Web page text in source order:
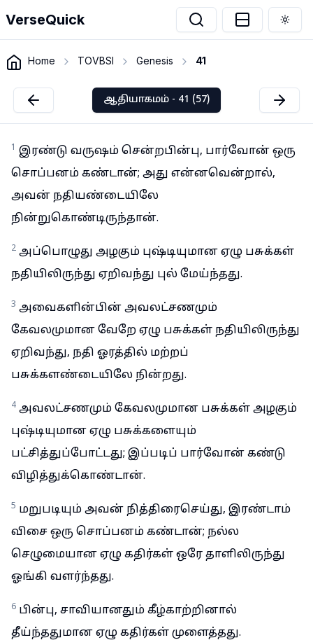
VerseQuick
Home TOVBSI Genesis 41
ஆதியாகமம் - 41 (57)
1 இரண்டு வருஷம் சென்றபின்பு, பார்வோன் ஒரு
சொப்பனம் கண்டான்; அது என்னவென்றால்,
அவன் நதியண்டையிலே
நின்றுகொண்டிருந்தான்.
2 அப்பொழுது அழகும் புஷ்டியுமான ஏழு பசுக்கள்
நதியிலிருந்து ஏறிவந்து புல் மேய்ந்தது.
3 அவைகளின்பின் அவலட்சணமும்
கேவலமுமான வேறே ஏழு பசுக்கள் நதியிலிருந்து
ஏறிவந்து, நதி ஓரத்தில் மற்றப்
பசுக்களண்டையிலே நின்றது.
4 அவலட்சணமும் கேவலமுமான பசுக்கள் அழகும்
புஷ்டியுமான ஏழு பசுக்களையும்
பட்சித்துப்போட்டது; இப்படிப் பார்வோன் கண்டு
விழித்துக்கொண்டான்.
5 மறுபடியும் அவன் நித்திரைசெய்து, இரண்டாம்
விசை ஒரு சொப்பனம் கண்டான்; நல்ல
செழுமையான ஏழு கதிர்கள் ஒரே தாளிலிருந்து
ஓங்கி வளர்ந்தது.
6 பின்பு, சாவியானதும் கீழ்காற்றினால்
தீய்ந்ததுமான ஏழு கதிர்கள் முளைத்தது.